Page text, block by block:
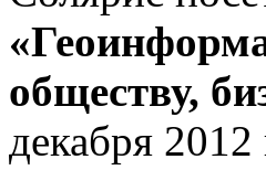
обществу,
декабря